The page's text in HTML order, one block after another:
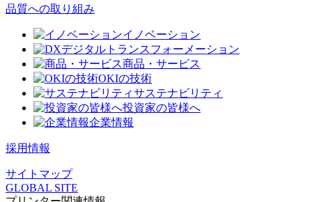
品質への取り組み
イノベーション
デジタルトランスフォーメーション
商品・サービス
OKIの技術
サステナビリティ
投資家の皆様へ
企業情報
採用情報
サイトマップ
GLOBAL SITE